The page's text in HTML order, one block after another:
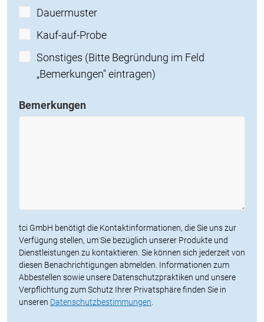
Dauermuster
Kauf-auf-Probe
Sonstiges (Bitte Begründung im Feld
„Bemerkungen" eintragen)
Bemerkungen
tci GmbH benötigt die Kontaktinformationen, die Sie uns zur
Verfügung stellen, um Sie bezüglich unserer Produkte und
Dienstleistungen zu kontaktieren. Sie können sich jederzeit von
diesen Benachrichtigungen abmelden. Informationen zum
Abbestellen sowie unsere Datenschutzpraktiken und unsere
Verpflichtung zum Schutz Ihrer Privatsphäre finden Sie in
unseren Datenschutzbestimmungen